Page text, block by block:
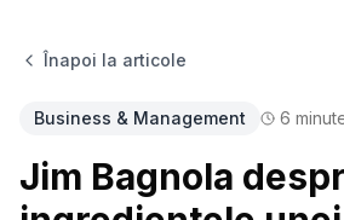
Înapoi la articole
Business & Management 6
Jim Bagnola